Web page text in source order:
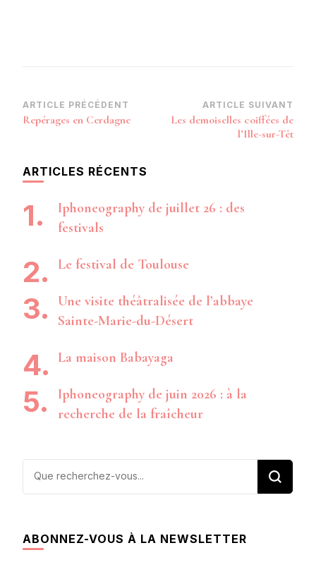
Navigation
d’article
ARTICLE PRÉCÉDENT
Repérages en Cerdagne
ARTICLE SUIVANT
Les demoiselles coiffées de
l’Ille-sur-Têt
ARTICLES RÉCENTS
Iphoneography de juillet 26 : des
festivals
Le festival de Toulouse
Une visite théâtralisée de l’abbaye
Sainte-Marie-du-Désert
La maison Babayaga
Iphoneography de juin 2026 : à la
recherche de la fraîcheur
Vous
ABONNEZ-VOUS À LA NEWSLETTER